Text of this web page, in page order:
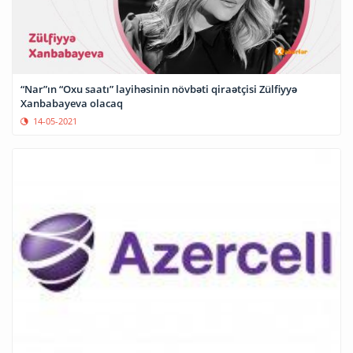
“Nar”ın “Oxu saatı” layihəsinin növbəti qiraətçisi Zülfiyyə
Xanbabayeva olacaq
14-05-2021